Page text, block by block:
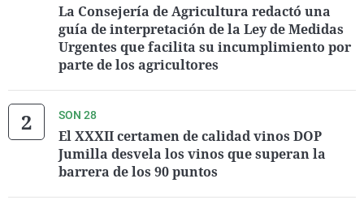
VIGOR LAS MEDIDAS DE LA CITADA LEY EN LA
DENOMINADA ÁREA I, LA MÁS CERCANA AL MAR MENOR.
La Consejería de Agricultura redactó una
guía de interpretación de la Ley de Medidas
Urgentes que facilita su incumplimiento por
parte de los agricultores
SON 28
El XXXII certamen de calidad vinos DOP
Jumilla desvela los vinos que superan la
barrera de los 90 puntos